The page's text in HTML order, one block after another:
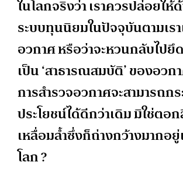
ในโลกจริงว่า เราควรปล่อยใ
ระบบทุนนิยมในปัจจุบันตามเรา
อวกาศ หรือว่าจะหวนกลับไปยึ
เป็น ‘สาธารณสมบัติ’ ของอวก
การสำรวจอวกาศจะสามารถก
ประโยชน์ได้ดีกว่าเดิม มิใช่ตอ
เหลื่อมล้ำซึ่งก็ถ่างกว้างมากอ
โลก ?